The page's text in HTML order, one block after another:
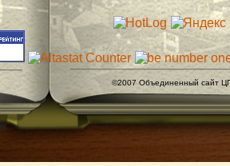
©2007 Объединенный сайт